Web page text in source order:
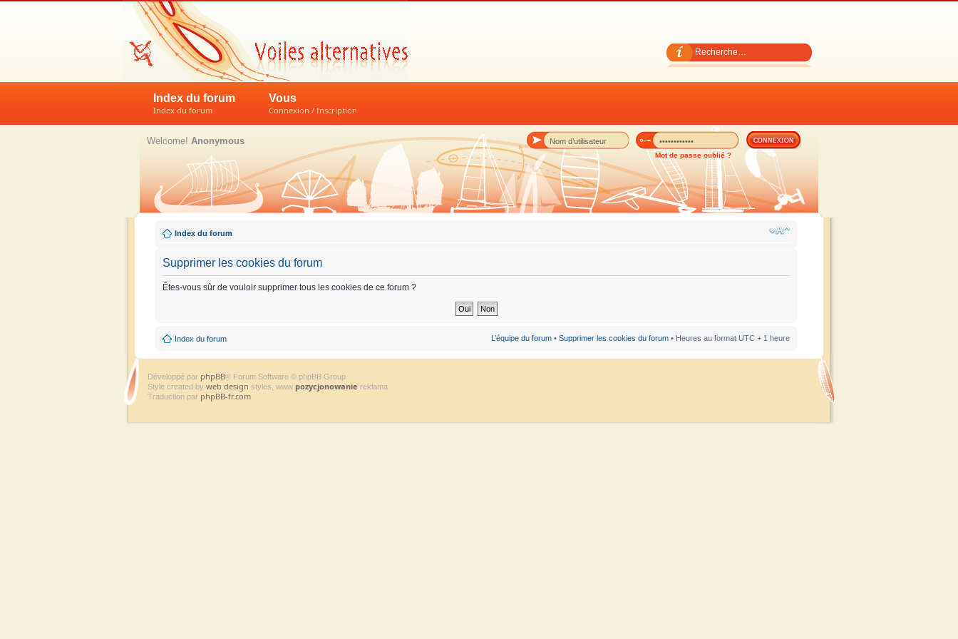
Index du forum
Index du forum
Vous
Connexion / Inscription
Mot de passe oublié ?
Welcome! Anonymous
Index du forum
Supprimer les cookies du forum
Êtes-vous sûr de vouloir supprimer tous les cookies de ce forum ?
Index du forum L’équipe du forum • Supprimer les cookies du forum • Heures au format UTC + 1 heure
Développé par phpBB® Forum Software © phpBB Group
Style created by web design styles, www pozycjonowanie reklama
Traduction par phpBB-fr.com